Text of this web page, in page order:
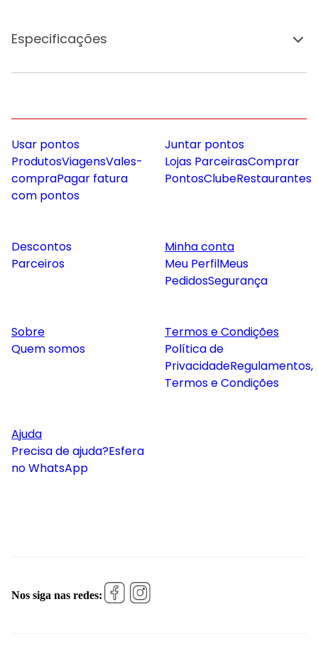
Especificações
Usar pontos
ProdutosViagensVales-
compraPagar fatura
com pontos
Juntar pontos
Lojas ParceirasComprar
PontosClubeRestaurantes
Descontos
Parceiros
Minha conta
Meu PerfilMeus
PedidosSegurança
Sobre
Quem somos
Termos e Condições
Política de
PrivacidadeRegulamentos,
Termos e Condições
Ajuda
Precisa de ajuda?Esfera
no WhatsApp
Nos siga nas redes: